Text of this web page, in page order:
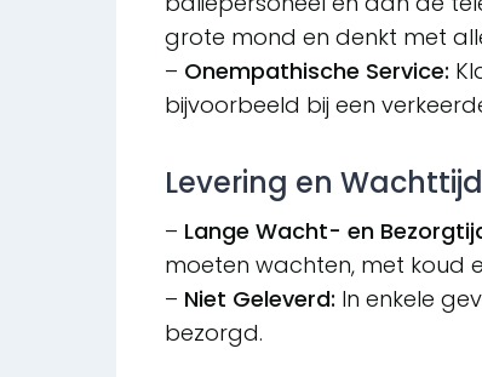
grote mond en denkt met
– Onempathische Service:
bijvoorbeeld bij een
Levering en Wachttijd
– Lange Wacht- en
moeten wachten, met koud
– Niet Geleverd: In enkele
bezorgd.